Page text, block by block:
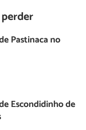
Pastinaca no
Escondidinho de